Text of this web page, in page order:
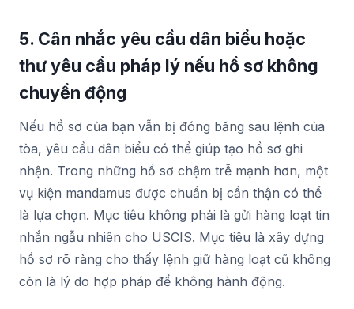
5. Cân nhắc yêu cầu dân biểu hoặc
thư yêu cầu pháp lý nếu hồ sơ không
chuyển động
Nếu hồ sơ của bạn vẫn bị đóng băng sau lệnh của
tòa, yêu cầu dân biểu có thể giúp tạo hồ sơ ghi
nhận. Trong những hồ sơ chậm trễ mạnh hơn, một
vụ kiện mandamus được chuẩn bị cẩn thận có thể
là lựa chọn. Mục tiêu không phải là gửi hàng loạt tin
nhắn ngẫu nhiên cho USCIS. Mục tiêu là xây dựng
hồ sơ rõ ràng cho thấy lệnh giữ hàng loạt cũ không
còn là lý do hợp pháp để không hành động.